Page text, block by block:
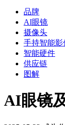
品牌
AI眼镜
摄像头
手持智能影
智能硬件
供应链
图解
AI眼镜